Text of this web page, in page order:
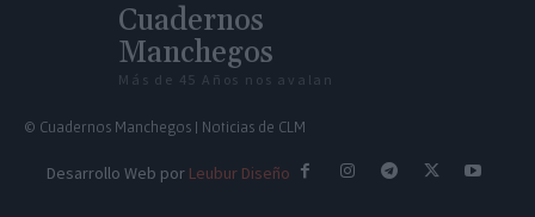
Cuadernos
Manchegos
Más de 45 Años nos avalan
© Cuadernos Manchegos | Noticias de CLM
Desarrollo Web por Leubur Diseño